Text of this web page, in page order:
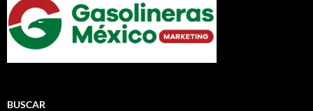
BUSCAR